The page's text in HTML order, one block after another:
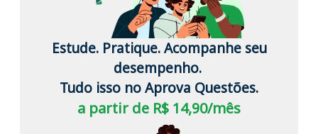
Estude. Pratique. Acompanhe seu
desempenho.
Tudo isso no Aprova Questões.
a partir de R$ 14,90/mês